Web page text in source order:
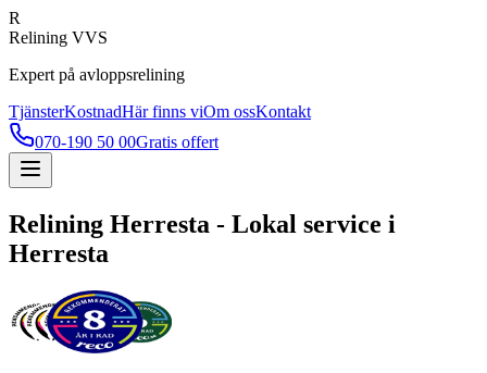
R
Relining VVS
Expert på avloppsrelining
TjänsterKostnadHär finns viOm ossKontakt
070-190 50 00Gratis offert
Relining Herresta - Lokal service i
Herresta